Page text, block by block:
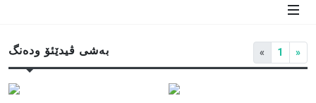
بەشی ڤیدێئۆ ودەنگ « 1 »